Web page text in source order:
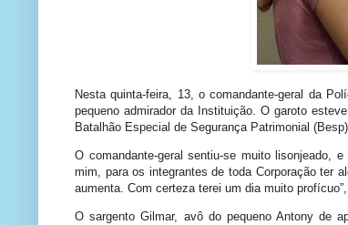
Nesta quinta-feira, 13, o comandante-geral da
pequeno admirador da Instituição. O garoto
Batalhão Especial de Segurança Patrimonial
O comandante-geral sentiu-se muito lisonjeado,
mim, para os integrantes de toda Corporação ter
aumenta. Com certeza terei um dia muito
O sargento Gilmar, avô do pequeno Antony de